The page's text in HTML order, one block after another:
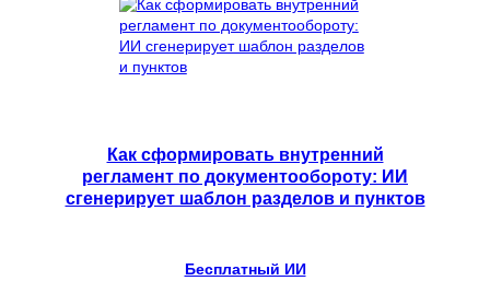
Как сформировать внутренний
регламент по документообороту: ИИ
сгенерирует шаблон разделов и пунктов
Бесплатный ИИ